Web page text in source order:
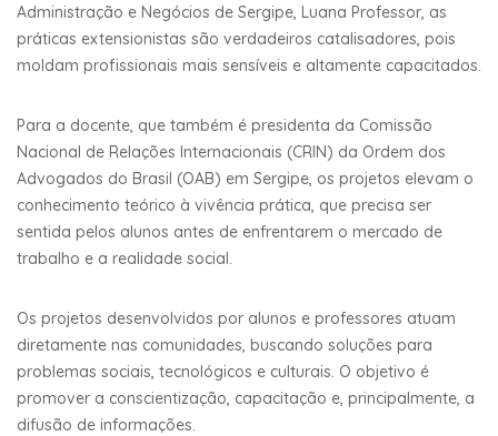
Administração e Negócios de Sergipe, Luana Professor, as
práticas extensionistas são verdadeiros catalisadores, pois
moldam profissionais mais sensíveis e altamente capacitados.
Para a docente, que também é presidenta da Comissão
Nacional de Relações Internacionais (CRIN) da Ordem dos
Advogados do Brasil (OAB) em Sergipe, os projetos elevam o
conhecimento teórico à vivência prática, que precisa ser
sentida pelos alunos antes de enfrentarem o mercado de
trabalho e a realidade social.
Os projetos desenvolvidos por alunos e professores atuam
diretamente nas comunidades, buscando soluções para
problemas sociais, tecnológicos e culturais. O objetivo é
promover a conscientização, capacitação e, principalmente, a
difusão de informações.